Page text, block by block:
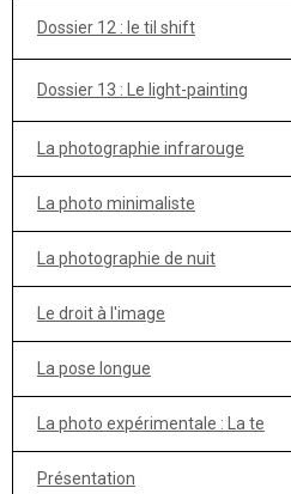
Dossier 12 : le til shift
Dossier 13 : Le light-painting
La photographie infrarouge
La photo minimaliste
La photographie de nuit
Le droit à l'image
La pose longue
La photo expérimentale : La te
Présentation